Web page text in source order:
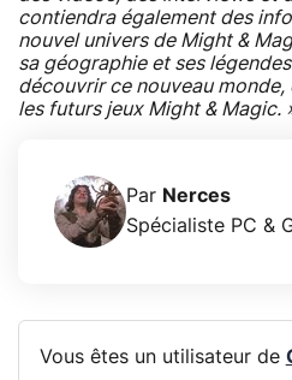
contiendra également des
nouvel univers de Might &
sa géographie et ses
découvrir ce nouveau
les futurs jeux Might & Magic.
Par Nerces
Spécialiste PC &
Vous êtes un utilisateur de